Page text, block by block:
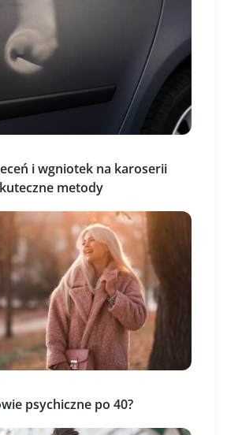
i wgniotek na karoserii
metody
psychiczne po 40?